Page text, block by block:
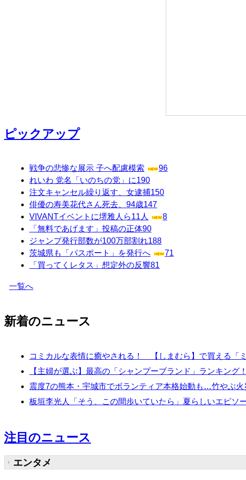
ピックアップ
戦争の悲惨な展示 子へ配慮模索
96
れいわ 党名「いのちの党」に190
注文キャンセル繰り返す、女逮捕150
俳優の寿美花代さん死去、94歳147
VIVANTイベントに堺雅人ら11人
8
「無料であげます」投稿の正体90
ジャンプ発行部数が100万部割れ188
茨城県も「パスポート」を発行へ
71
「買ってくレタス」想定外の反響81
一覧へ
新着のニュース
コミカルな表情に癒やされる！ 【しまむら】で買える「
【主婦が選ぶ】最高の「シャンプーブランド」ランキン
震度7の熊本・宇城市でボランティア本格始動も…竹やぶ火
板垣李光人「そう、この間歩いていたら」夏らしいエピソ
注目のニュース
エンタメ